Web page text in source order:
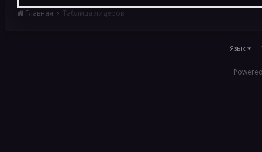
Главная Таблица лидеров
Язык